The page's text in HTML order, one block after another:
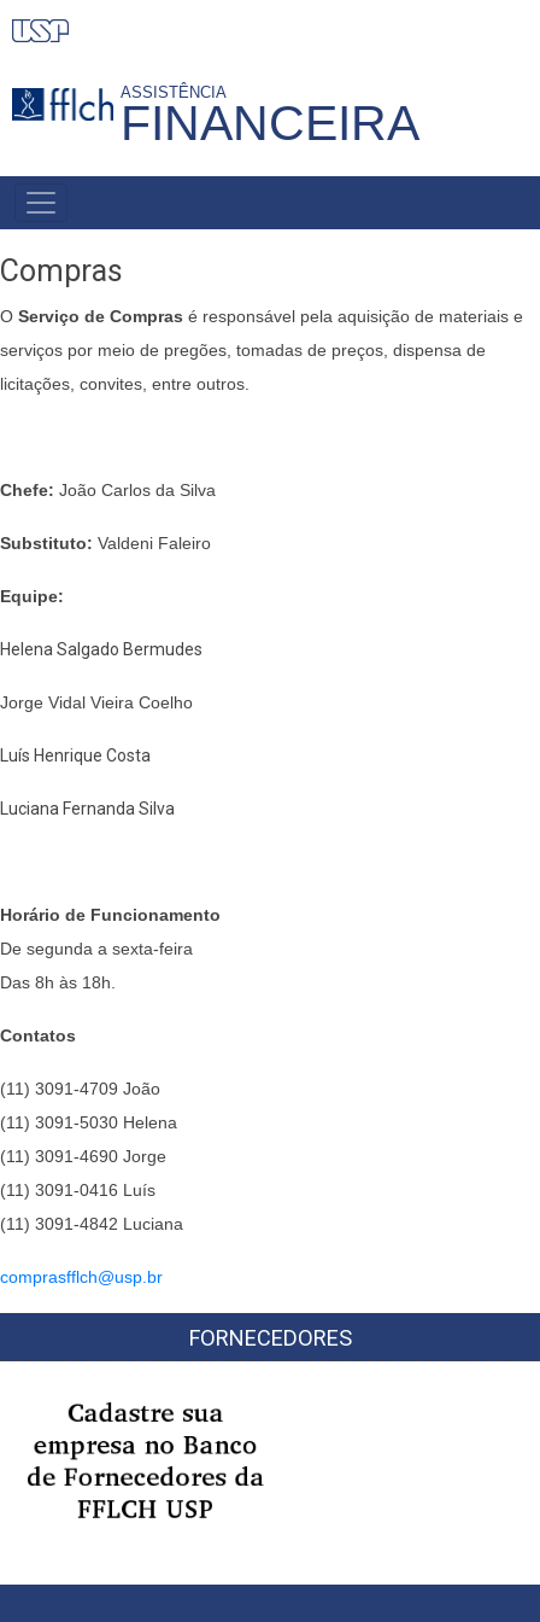
Pular
conteúdo
ASSISTÊNCIA
FINANCEIRA
MENU
PRIMÁRIO
Compras
O Serviço de Compras é responsável pela aquisição de materiais e
serviços por meio de pregões, tomadas de preços, dispensa de
licitações, convites, entre outros.
Chefe: João Carlos da Silva
Substituto: Valdeni Faleiro
Equipe:
Helena Salgado Bermudes
Jorge Vidal Vieira Coelho
Luís Henrique Costa
Luciana Fernanda Silva
Horário de Funcionamento
De segunda a sexta-feira
Das 8h às 18h.
Contatos
(11) 3091-4709 João
(11) 3091-5030 Helena
(11) 3091-4690 Jorge
(11) 3091-0416 Luís
(11) 3091-4842 Luciana
comprasfflch@usp.br
FORNECEDORES